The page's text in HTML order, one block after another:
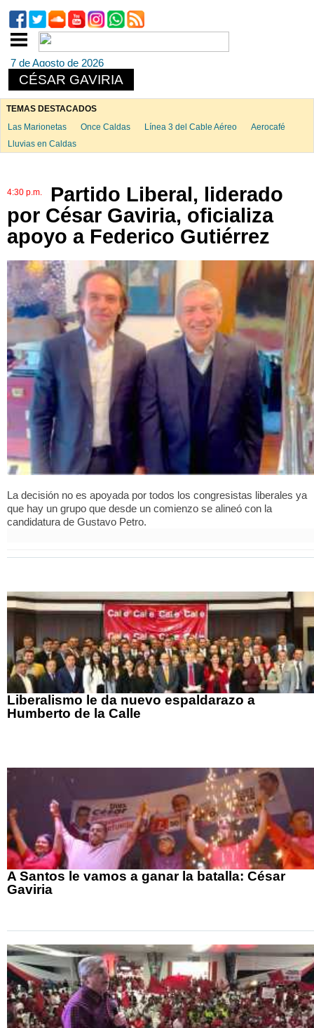
7 de Agosto de 2026
CÉSAR GAVIRIA
TEMAS DESTACADOS
Las Marionetas
Once Caldas Línea 3 del Cable Aéreo
Aerocafé
Lluvias en Caldas
4:30 p.m.
Partido Liberal, liderado
por César Gaviria, oficializa
apoyo a Federico Gutiérrez
La decisión no es apoyada por todos los congresistas liberales ya
que hay un grupo que desde un comienzo se alineó con la
candidatura de Gustavo Petro.
Liberalismo le da nuevo espaldarazo a
Humberto de la Calle
A Santos le vamos a ganar la batalla: César
Gaviria